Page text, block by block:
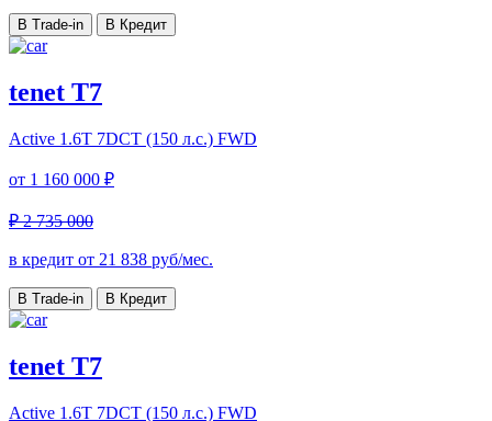
В Trade-in В Кредит
tenet T7
Active 1.6T 7DCT (150 л.с.) FWD
от 1 160 000 ₽
₽ 2 735 000
в кредит от 21 838 руб/мес.
В Trade-in В Кредит
tenet T7
Active 1.6T 7DCT (150 л.с.) FWD